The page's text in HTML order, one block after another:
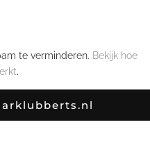
te verminderen. Bekijk hoe
.